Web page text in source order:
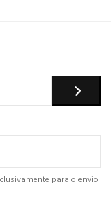
para o envio